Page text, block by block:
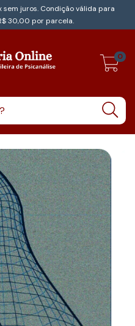
juros. Condição válida para
30,00 por parcela.
0